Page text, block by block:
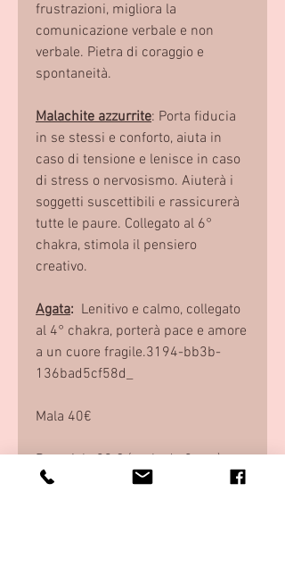
frustrazioni, migliora la
comunicazione verbale e non
verbale. Pietra di coraggio e
spontaneità.
Malachite azzurrite: Porta fiducia
in se stessi e conforto, aiuta in
caso di tensione e lenisce in caso
di stress o nervosismo. Aiuterà i
soggetti suscettibili e rassicurerà
tutte le paure. Collegato al 6°
chakra, stimola il pensiero
creativo.
Agata: Lenitivo e calmo, collegato
al 4° chakra, porterà pace e amore
a un cuore fragile.3194-bb3b-
136bad5cf58d_
Mala 40€
Bracciale 20 € (perla da 8mm)